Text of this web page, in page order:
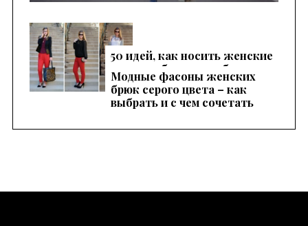
50 идей, как носить женские
красные брюки, чтобы
выглядеть эффектно
Модные фасоны женских
брюк серого цвета – как
выбрать и с чем сочетать